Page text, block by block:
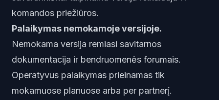
komandos priežiūros.
Palaikymas nemokamoje versijoje.
Nemokama versija remiasi savitarnos
dokumentacija ir bendruomenės forumais.
Operatyvus palaikymas prieinamas tik
mokamuose planuose arba per partnerį.